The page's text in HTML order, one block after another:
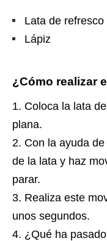
Lata de refresco
Lápiz
¿Cómo realizar
Coloca la lata
plana.
Con la ayuda
de la lata y haz
parar.
Realiza este
unos segundos.
¿Qué ha